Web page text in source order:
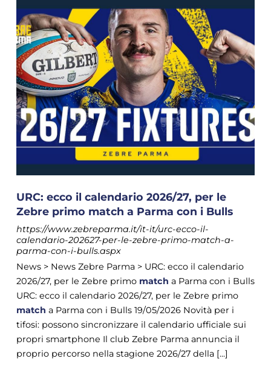
URC: ecco il calendario 2026/27, per le
Zebre primo match a Parma con i Bulls
https://www.zebreparma.it/it-it/urc-ecco-il-
calendario-202627-per-le-zebre-primo-match-a-
parma-con-i-bulls.aspx
News > News Zebre Parma > URC: ecco il calendario
2026/27, per le Zebre primo match a Parma con i Bulls
URC: ecco il calendario 2026/27, per le Zebre primo
match a Parma con i Bulls 19/05/2026 Novità per i
tifosi: possono sincronizzare il calendario ufficiale sui
propri smartphone Il club Zebre Parma annuncia il
proprio percorso nella stagione 2026/27 della [...]